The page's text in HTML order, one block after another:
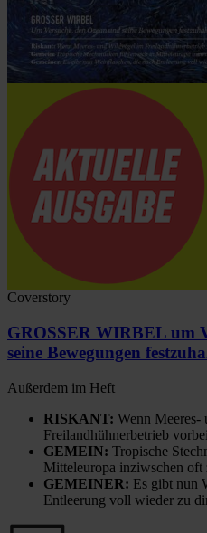
Coverstory
GROSSER WIRBEL um
seine Bewegungen
Außerdem im Heft
RISKANT: Wenn
Freilandhühnerbetrieb
GEMEIN: Tropische
Mitteleuropa inziwschen oft
GEMEINER: Es gibt nun
Entleerung voll wieder zu